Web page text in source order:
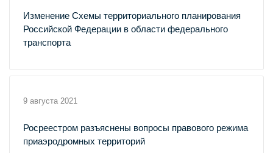
Изменение Схемы территориального планирования
Российской Федерации в области федерального
транспорта
9 августа 2021
Росреестром разъяснены вопросы правового режима
приаэродромных территорий